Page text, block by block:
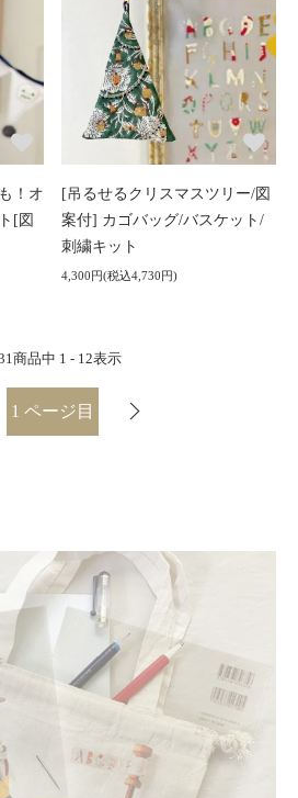
！オ
[図
[吊るせるクリスマスツリー/図
案付] カゴバッグ/バスケット/
刺繍キット
4,300円(税込4,730円)
商品中 1 - 12表示
1 ページ目